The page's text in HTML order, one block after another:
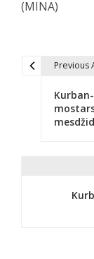
(MINA)
Previous